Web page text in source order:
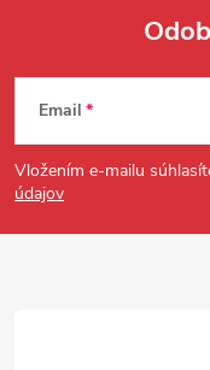
Zápätie
Email
Vložením e-mailu
údajov